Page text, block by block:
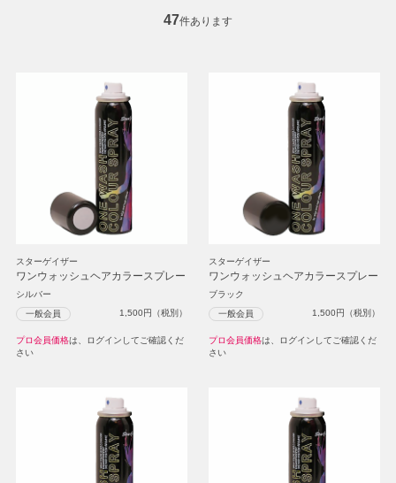
47件あります
スターゲイザー
ワンウォッシュヘアカラースプレー
シルバー
一般会員 1,500円（税別）
プロ会員価格は、ログインしてご確認くだ
さい
スターゲイザー
ワンウォッシュヘアカラースプレー
ブラック
一般会員 1,500円（税別）
プロ会員価格は、ログインしてご確認くだ
さい